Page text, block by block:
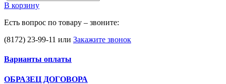
В корзину
Есть вопрос по товару – звоните:
(8172) 23-99-11 или Закажите звонок
Варианты оплаты
ОБРАЗЕЦ ДОГОВОРА